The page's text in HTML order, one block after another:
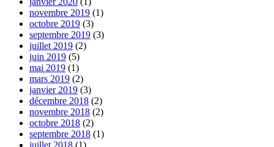
novembre 2019 (1)
octobre 2019 (3)
septembre 2019 (3)
juillet 2019 (2)
juin 2019 (5)
mai 2019 (1)
mars 2019 (2)
janvier 2019 (3)
décembre 2018 (2)
novembre 2018 (2)
octobre 2018 (2)
septembre 2018 (1)
juillet 2018 (1)